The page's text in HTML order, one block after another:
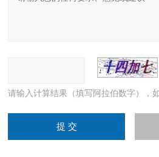
请输入计算结果（填写阿拉伯数字），